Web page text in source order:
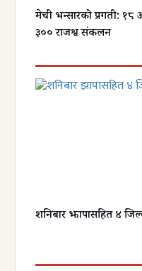
मेची भन्सारको प्रगती:
३०० राजश्व संकलन
शनिबार झापासहित ४